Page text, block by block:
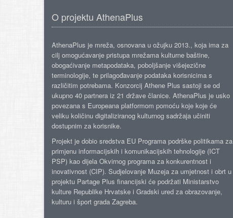
O projektu AthenaPlus
AthenaPlus je mreža, osnovana u ožujku 2013., koja ima za
cilj omogućavanje pristupa mrežama kulturne baštine,
obogaćivanje metapodataka, poboljšanje višejezične
terminologije, te prilagođavanje podataka korisnicima s
različitim potrebama. Konzorcij Athene Plus sastoji se od
ukupno 40 partnera iz 21 države članice. AthenaPlus je usko
povezana s Europeana platformom pomoću koje koje će
veliku količinu digitaliziranog kulturnog sadržaja učiniti
dostupnim za korisnike.
Projekt je dobio sredstva EU Programa podrške politikama za
primjenu informacijskih i komunikacijskih tehnologije (ICT
PSP) kao dijela Okvirnog programa za konkurentnost i
inovativnost (CIP). Sudjelovanje Muzeja za umjetnost i obrt u
projektu Partage Plus financijski će podržati Ministarstvo
kulture Republike Hrvatske i Gradski ured za obrazovanje,
kulturu i šport grada Zagreba.